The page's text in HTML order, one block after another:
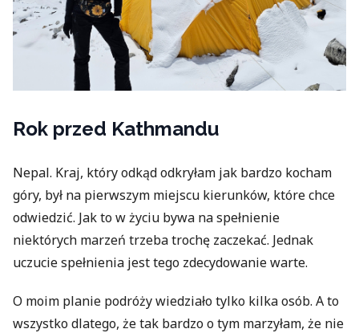
Rok przed Kathmandu
Nepal. Kraj, który odkąd odkryłam jak bardzo kocham
góry, był na pierwszym miejscu kierunków, które chce
odwiedzić. Jak to w życiu bywa na spełnienie
niektórych marzeń trzeba trochę zaczekać. Jednak
uczucie spełnienia jest tego zdecydowanie warte.
O moim planie podróży wiedziało tylko kilka osób. A to
wszystko dlatego, że tak bardzo o tym marzyłam, że nie